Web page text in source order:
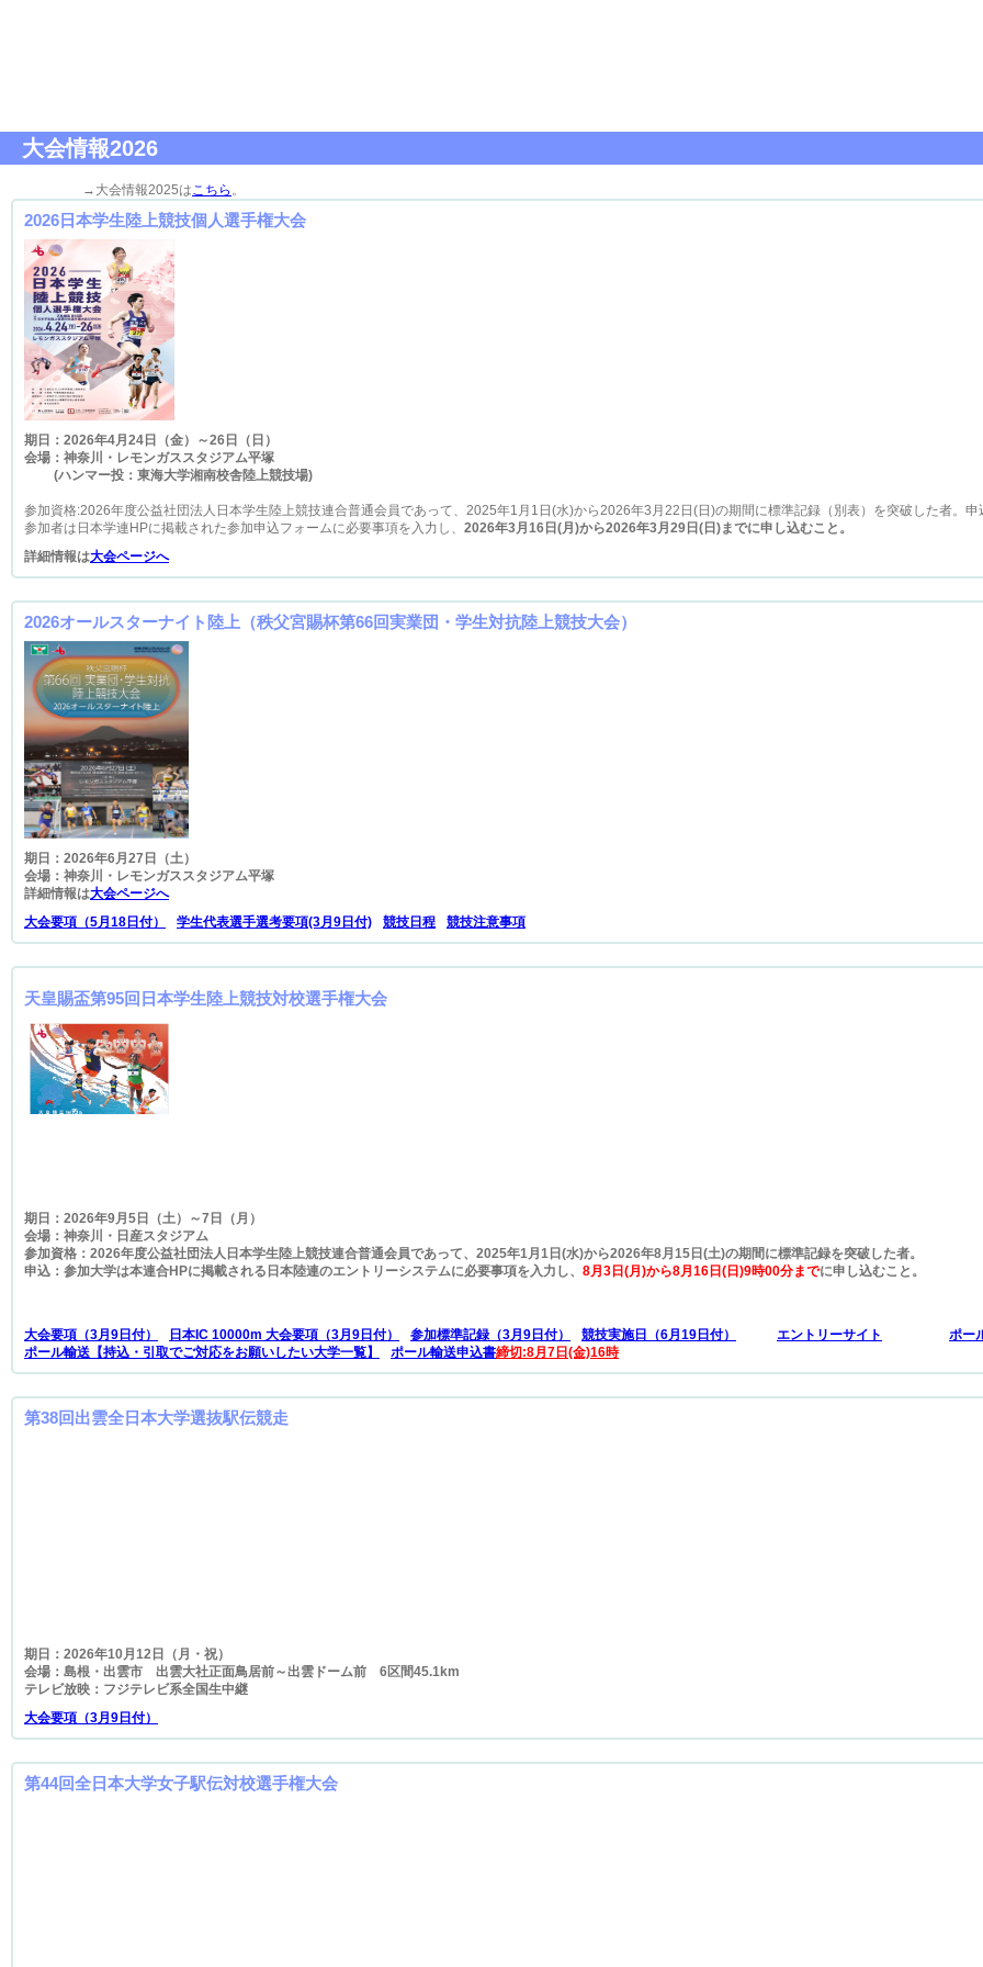
大会情報2026
→大会情報2025はこちら 。
2026日本学生陸上競技個人選手権大会
期日：2026年4月24日（金）～26日（日）
会場：神奈川・レモンガススタジアム平塚
(ハンマー投：東海大学湘南校舎陸上競技場)
参加資格:2026年度公益社団法人日本学生陸上競技連合普通会員であって、2025年1月1日(水)から2026年3月22日(日)の期間に標準記録（別表）を突破した者。申
参加者は日本学連HPに掲載された参加申込フォームに必要事項を入力し、 2026年3月16日(月)から2026年3月29日(日)までに申し込むこと。
詳細情報は大会ページへ
2026オールスターナイト陸上（秩父宮賜杯第66回実業団・学生対抗陸上競技大会）
期日：2026年6月27日（土）
会場：神奈川・レモンガススタジアム平塚
詳細情報は大会ページへ
大会要項（5月18日付）
学生代表選手選考要項(3月9日付) 競技日程 競技注意事項
天皇賜盃第95回日本学生陸上競技対校選手権大会
期日：2026年9月5日（土）～7日（月）
会場：神奈川・日産スタジアム
参加資格：2026年度公益社団法人日本学生陸上競技連合普通会員であって、2025年1月1日(水)から2026年8月15日(土)の期間に標準記録を突破した者。
申込：参加大学は本連合HPに掲載される日本陸連のエントリーシステムに必要事項を入力し、 8月3日(月)から8月16日(日)9時00分までに申し込むこと。
大会要項（3月9日付） 日本IC 10000m 大会要項（3月9日付） 参加標準記録（3月9日付） 競技実施日（6月19日付） エントリーサイト
ポー
ポール輸送【持込・引取でご対応をお願いしたい大学一覧】
ポール輸送申込書締切:8月7日(金)16時
第38回出雲全日本大学選抜駅伝競走
期日：2026年10月12日（月・祝）
会場：島根・出雲市 出雲大社正面鳥居前～出雲ドーム前 6区間45.1km
テレビ放映：フジテレビ系全国生中継
大会要項（3月9日付）
第44回全日本大学女子駅伝対校選手権大会